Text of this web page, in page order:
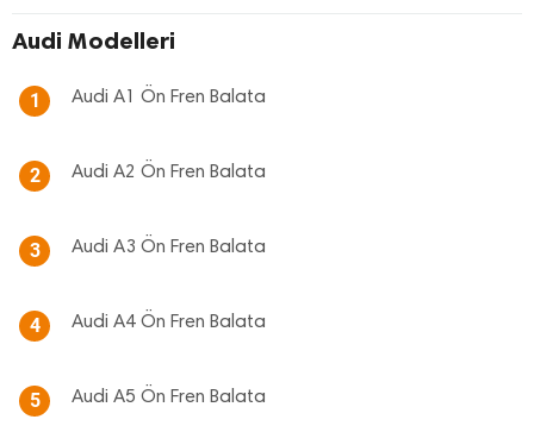
Audi Modelleri
1 Audi A1 Ön Fren Balata
2 Audi A2 Ön Fren Balata
3 Audi A3 Ön Fren Balata
4 Audi A4 Ön Fren Balata
5 Audi A5 Ön Fren Balata